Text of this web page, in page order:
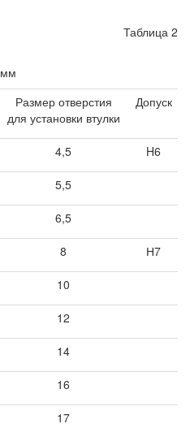
Таблица 2
мм
Размер отверстия
для установки втулки
Допуск
4,5 H6
5,5
6,5
8 Н7
10
12
14
16
17